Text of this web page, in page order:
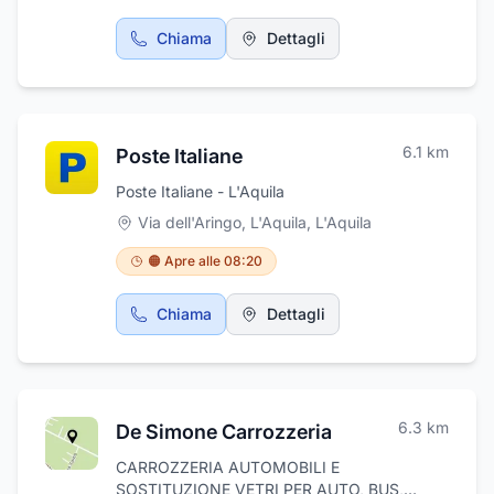
Chiama Dettagli
Poste Italiane 6.1 km
Poste Italiane - L'Aquila
Via dell'Aringo, L'Aquila, L'Aquila
🟠 Apre alle 08:20
Chiama Dettagli
De Simone Carrozzeria 6.3 km
CARROZZERIA AUTOMOBILI E
SOSTITUZIONE VETRI PER AUTO, BUS,